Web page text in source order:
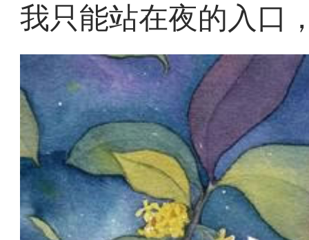
我只能站在夜的入口